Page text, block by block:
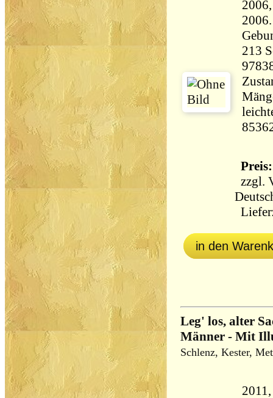
213 Seiten
zzgl.
in den
Leg' los, alter
Männer - Mit
Schlenz, Kester,